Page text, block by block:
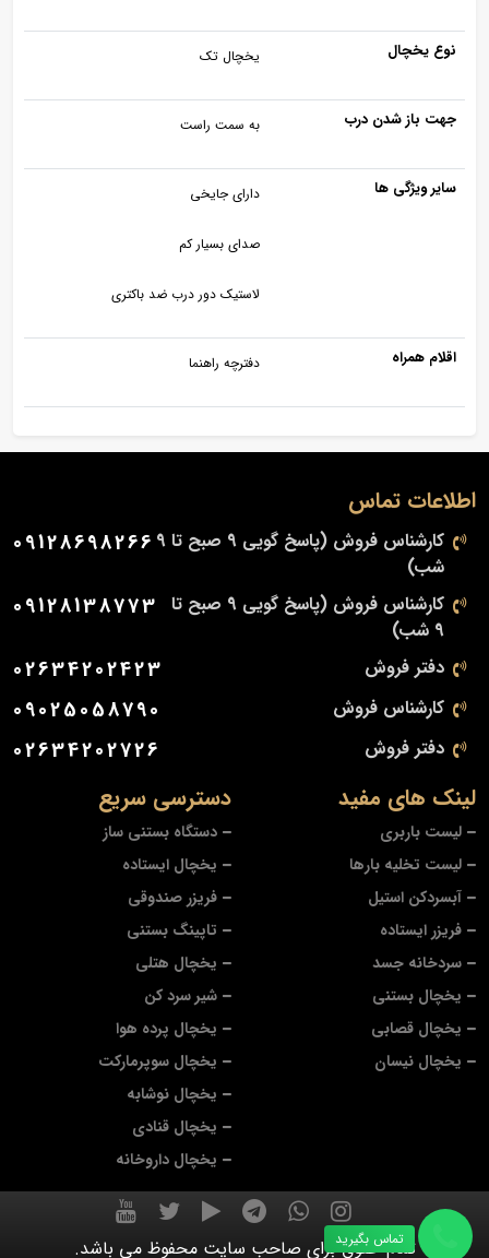
نوع یخچال یخچال تک
جهت باز شدن درب به سمت راست
سایر ویژگی ها دارای جایخی
صدای بسیار کم
لاستیک دور درب ضد باکتری
اقلام همراه دفترچه راهنما
دسترسی سریع
دستگاه بستنی ساز
یخچال ایستاده
فریزر صندوقی
تاپینگ بستنی
یخچال هتلی
شیر سرد کن
یخچال پرده هوا
یخچال سوپرمارکت
یخچال نوشابه
یخچال قنادی
یخچال داروخانه
لینک های مفید
لیست باربری
لیست تخلیه بارها
آبسردکن استیل
فریزر ایستاده
سردخانه جسد
یخچال بستنی
یخچال قصابی
یخچال نیسان
اطلاعات تماس
کارشناس فروش (پاسخ گویی 9 صبح تا 9
شب)
09128698266
کارشناس فروش (پاسخ گویی 9 صبح تا
9 شب)
09128138773
دفتر فروش 02634202423
کارشناس فروش 09025058790
دفتر فروش 02634202726
تمام حقوق برای صاحب سایت محفوظ می باشد.
تماس بگیرید